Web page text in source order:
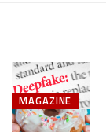
MAGAZINE